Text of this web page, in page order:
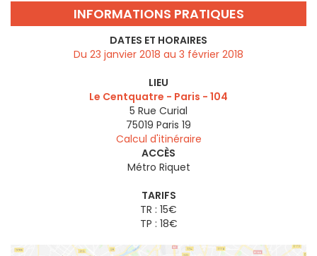
INFORMATIONS PRATIQUES
DATES ET HORAIRES
Du 23 janvier 2018 au 3 février 2018
LIEU
Le Centquatre - Paris - 104
5 Rue Curial
75019 Paris 19
Calcul d'itinéraire
ACCÈS
Métro Riquet
TARIFS
TR : 15€
TP : 18€